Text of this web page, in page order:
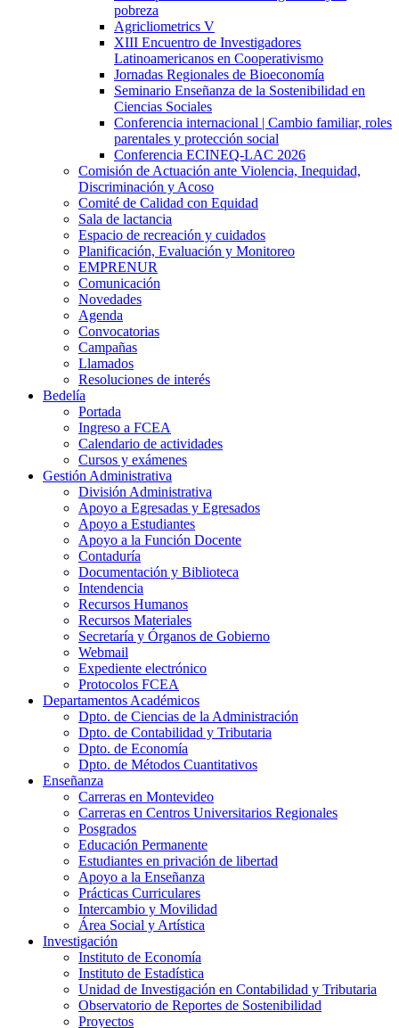
pobreza
Agricliometrics V
XIII Encuentro de Investigadores
Latinoamericanos en Cooperativismo
Jornadas Regionales de Bioeconomía
Seminario Enseñanza de la Sostenibilidad en
Ciencias Sociales
Conferencia internacional | Cambio familiar, roles
parentales y protección social
Conferencia ECINEQ-LAC 2026
Comisión de Actuación ante Violencia, Inequidad,
Discriminación y Acoso
Comité de Calidad con Equidad
Sala de lactancia
Espacio de recreación y cuidados
Planificación, Evaluación y Monitoreo
EMPRENUR
Comunicación
Novedades
Agenda
Convocatorias
Campañas
Llamados
Resoluciones de interés
Bedelía
Portada
Ingreso a FCEA
Calendario de actividades
Cursos y exámenes
Gestión Administrativa
División Administrativa
Apoyo a Egresadas y Egresados
Apoyo a Estudiantes
Apoyo a la Función Docente
Contaduría
Documentación y Biblioteca
Intendencia
Recursos Humanos
Recursos Materiales
Secretaría y Órganos de Gobierno
Webmail
Expediente electrónico
Protocolos FCEA
Departamentos Académicos
Dpto. de Ciencias de la Administración
Dpto. de Contabilidad y Tributaria
Dpto. de Economía
Dpto. de Métodos Cuantitativos
Enseñanza
Carreras en Montevideo
Carreras en Centros Universitarios Regionales
Posgrados
Educación Permanente
Estudiantes en privación de libertad
Apoyo a la Enseñanza
Prácticas Curriculares
Intercambio y Movilidad
Área Social y Artística
Investigación
Instituto de Economía
Instituto de Estadística
Unidad de Investigación en Contabilidad y Tributaria
Observatorio de Reportes de Sostenibilidad
Proyectos